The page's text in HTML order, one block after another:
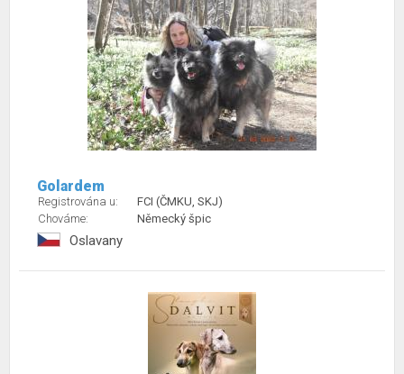
Golardem
Registrována u:
FCI (ČMKU, SKJ)
Chováme:
Německý špic
Oslavany